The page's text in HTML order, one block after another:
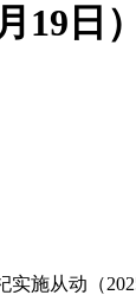
19日
施从动（